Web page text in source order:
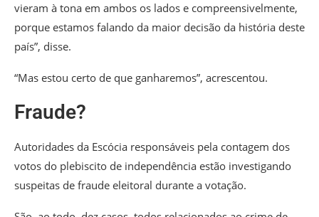
vieram à tona em ambos os lados e compreensivelmente,
porque estamos falando da maior decisão da história deste
país”, disse.
“Mas estou certo de que ganharemos”, acrescentou.
Fraude?
Autoridades da Escócia responsáveis pela contagem dos
votos do plebiscito de independência estão investigando
suspeitas de fraude eleitoral durante a votação.